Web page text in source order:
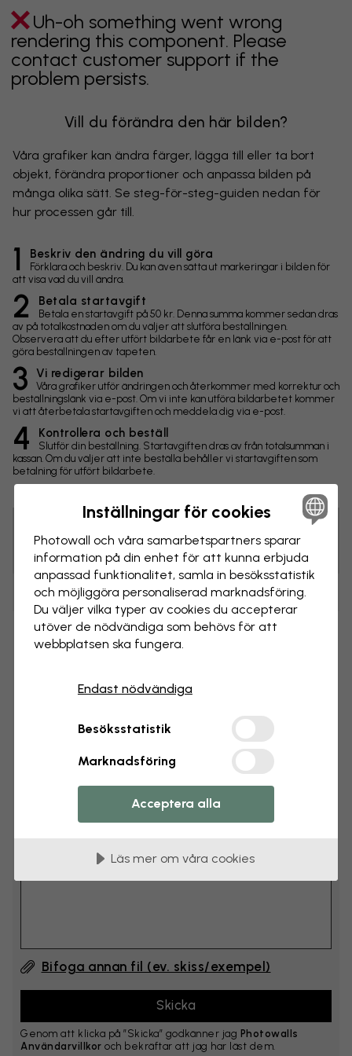
Uh-oh something went wrong
rendering this component. Please
contact customer support if the
problem persists.
Vill du förändra den här bilden?
Våra grafiker kan ändra färger, lägga till eller ta bort
objekt, förändra proportioner och anpassa bilden på
många olika sätt. Se steg-för-steg-guiden nedan för
hur processen går till.
1 Beskriv den ändring du vill göra
Förklara och beskriv. Du kan även sätta ut markeringar i bilden för
att visa vad du vill ändra.
2 Betala startavgift
Betala en startavgift på 50 kr. Denna summa kommer sedan dras
av på totalkostnaden om du väljer att slutföra beställningen.
Observera att du efter utfört bildarbete får en länk via e-post för att
göra beställningen av tapeten.
3 Vi redigerar bilden
Våra grafiker utför ändringen och återkommer med korrektur och
beställningslänk via e-post. Om vi inte kan utföra bildarbetet kommer
vi att återbetala startavgiften och meddela dig via e-post.
4 Kontrollera och beställ
Slutför din beställning. Startavgiften dras av från totalsumman i
kassan. Om du väljer att inte beställa behåller vi startavgiften som
betalning för utfört bildarbete.
Ändringar
Storlek
Lägg till kommentar
Kommentar #1
Bifoga annan fil (ev. skiss/exempel)
Genom att klicka på ”Skicka” godkänner jag Photowalls
Användarvillkor och bekräftar att jag har läst dem.
Tips! Du kan klicka på bilden för att göra en markering och
skriva en kommentar.
Inställningar för cookies
Photowall och våra samarbets­partners sparar
information på din enhet för att kunna erbjuda
anpassad funktionalitet, samla in besöks­statistik
och möjliggöra personaliserad marknads­föring.
Du väljer vilka typer av cookies du accepterar
utöver de nödvändiga som behövs för att
webbplatsen ska fungera.
Endast nödvändiga
Besöksstatistik
Marknadsföring
Acceptera alla
Läs mer om våra cookies